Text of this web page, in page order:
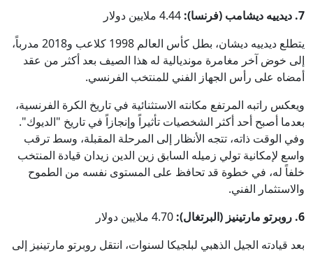
7. ديدييه ديشامب (فرنسا):
يتطلع ديدييه ديشان، بطل كأس العالم 1998 كلاعب و2018 مدرباً،
إلى خوض آخر مغامرة مونديالية له هذا الصيف بعد أكثر من عقد
أمضاه على رأس الجهاز الفني للمنتخب الفرنسي.
ويعكس راتبه المرتفع مكانته الاستثنائية في تاريخ الكرة الفرنسية،
بعدما أصبح أحد أكثر الشخصيات تأثيراً وإنجازاً في تاريخ "الديوك".
وفي الوقت ذاته، تتجه الأنظار إلى المرحلة المقبلة، وسط ترقب
واسع لإمكانية تولي زميله السابق زين الدين زيدان قيادة المنتخب
خلفاً له، في خطوة قد تحافظ على المستوى نفسه من الطموح
والاستثمار الفني.
6. روبرتو مارتينيز (البرتغال):
بعد قيادته الجيل الذهبي لبلجيكا لسنوات، انتقل روبرتو مارتينيز إلى